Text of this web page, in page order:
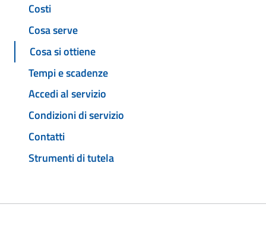
Costi
Cosa serve
Cosa si ottiene
Tempi e scadenze
Accedi al servizio
Condizioni di servizio
Contatti
Strumenti di tutela